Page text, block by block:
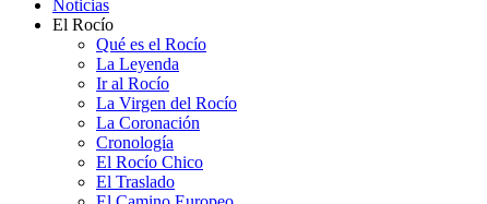
Noticias
El Rocío
Qué es el Rocío
La Leyenda
Ir al Rocío
La Virgen del Rocío
La Coronación
Cronología
El Rocío Chico
El Traslado